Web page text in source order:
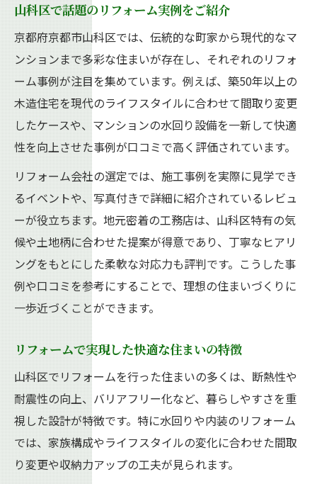
山科区で話題のリフォーム実例をご紹介
京都府京都市山科区では、伝統的な町家から現代的なマ
ンションまで多彩な住まいが存在し、それぞれのリフォ
ーム事例が注目を集めています。例えば、築50年以上の
木造住宅を現代のライフスタイルに合わせて間取り変更
したケースや、マンションの水回り設備を一新して快適
性を向上させた事例が口コミで高く評価されています。
リフォーム会社の選定では、施工事例を実際に見学でき
るイベントや、写真付きで詳細に紹介されているレビュ
ーが役立ちます。地元密着の工務店は、山科区特有の気
候や土地柄に合わせた提案が得意であり、丁寧なヒアリ
ングをもとにした柔軟な対応力も評判です。こうした事
例や口コミを参考にすることで、理想の住まいづくりに
一歩近づくことができます。
リフォームで実現した快適な住まいの特徴
山科区でリフォームを行った住まいの多くは、断熱性や
耐震性の向上、バリアフリー化など、暮らしやすさを重
視した設計が特徴です。特に水回りや内装のリフォーム
では、家族構成やライフスタイルの変化に合わせた間取
り変更や収納力アップの工夫が見られます。